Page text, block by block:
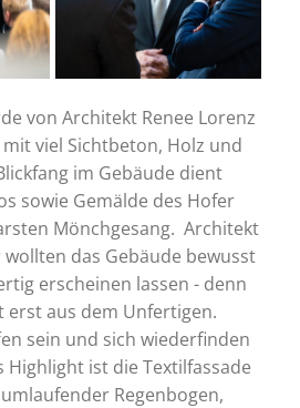
von Architekt Renee Lorenz
viel Sichtbeton, Holz und
im Gebäude dient
sowie Gemälde des Hofer
Mönchgesang. Architekt
wollten das Gebäude bewusst
erscheinen lassen - denn
aus dem Unfertigen.
sein und sich wiederfinden
Highlight ist die Textilfassade
Regenbogen,